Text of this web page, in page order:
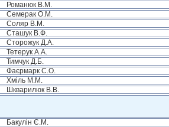
Романюк В.М.
Семерак О.М.
Соляр В.М.
Сташук В.Ф.
Сторожук Д.А.
Тетерук А.А.
Тимчук Д.Б.
Фаєрмарк С.О.
Хміль М.М.
Шкварилюк В.В.
Бакулін Є.М.